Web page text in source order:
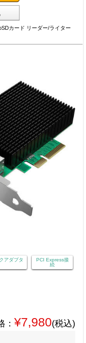
カード リーダー/ライター
アダプタ
PCI Express接
続
： ¥7,980(税込)